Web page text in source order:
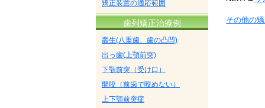
その他の
矯正装置の適応範囲
歯列矯正治療例
叢生(八重歯、歯の凸凹)
出っ歯(上顎前突)
下顎前突（受け口）
開咬（前歯で咬めない）
上下顎前突症